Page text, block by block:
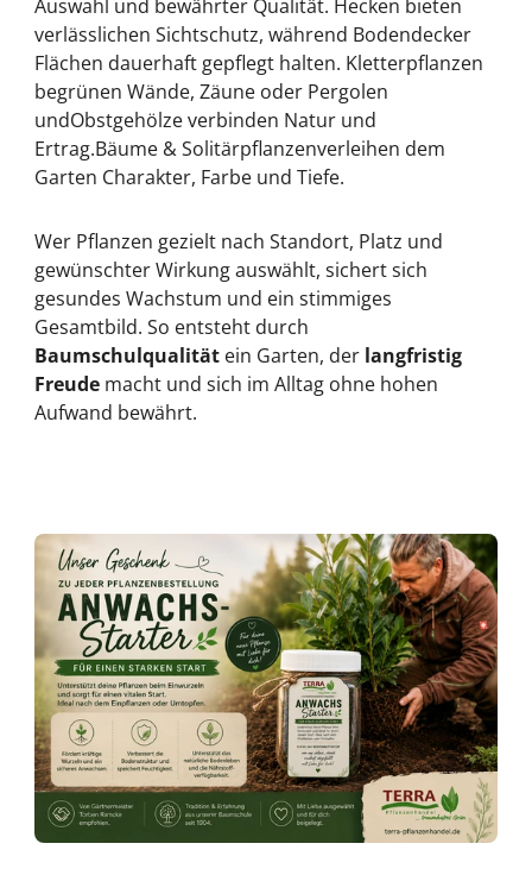
Blutbuchen Hecken
(die auch zur Gattung der
Rotbuche gehört!).
Rotbuchen behalten das Laub
auch im Winter – allerdings ist dies dann getrocknet
am Stamm also nicht mehr grün, sondern
kupferfarben.Hierdurch hat die Pflanze auch den
Namen „Rotbuche“ bekommen, obwohl das
Sommerlaub grün ist. Die Blutbuche als
Auswahl und bewährter Qualität. Hecken bieten
verlässlichen Sichtschutz, während Bodendecker
Flächen dauerhaft gepflegt halten. Kletterpflanzen
begrünen Wände, Zäune oder Pergolen
undObstgehölzeverbinden Natur und
Ertrag.Bäume & Solitärpflanzenverleihen dem
Garten Charakter, Farbe und Tiefe.
Wer Pflanzen gezielt nach Standort, Platz und
gewünschter Wirkung auswählt, sichert sich
gesundes Wachstum und ein stimmiges
Gesamtbild. So entsteht durch
Baumschulqualitätein Garten, der langfristig
Freude macht und sich im Alltag ohne hohen
Aufwand bewährt.